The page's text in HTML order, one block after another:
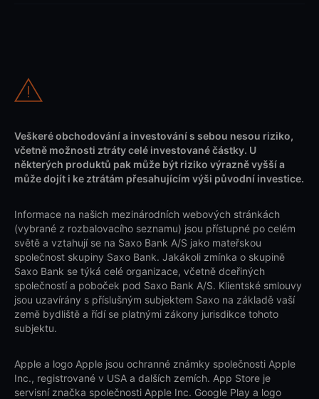
Veškeré obchodování a investování s sebou nesou riziko,
včetně možnosti ztráty celé investované částky. U
některých produktů pak může být riziko výrazně vyšší a
může dojít i ke ztrátám přesahujícím výši původní investice.
Informace na našich mezinárodních webových stránkách
(vybrané z rozbalovacího seznamu) jsou přístupné po celém
světě a vztahují se na Saxo Bank A/S jako mateřskou
společnost skupiny Saxo Bank. Jakákoli zmínka o skupině
Saxo Bank se týká celé organizace, včetně dceřiných
společností a poboček pod Saxo Bank A/S. Klientské smlouvy
jsou uzavírány s příslušným subjektem Saxo na základě vaší
země bydliště a řídí se platnými zákony jurisdikce tohoto
subjektu.
Apple a logo Apple jsou ochranné známky společnosti Apple
Inc., registrované v USA a dalších zemích. App Store je
servisní značka společnosti Apple Inc. Google Play a logo